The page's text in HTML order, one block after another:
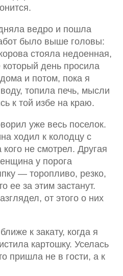
ведро и пошла
было выше головы:
стояла недоенная,
день просила
и потом, пока я
топила печь, мысли
к той избе на краю.
уже весь поселок.
ходил к колодцу с
не смотрел. Другая
у порога
— торопливо, резко,
ее за этим застанут.
от этого о них
к закату, когда я
картошку. Уселась
пришла не в гости, а к